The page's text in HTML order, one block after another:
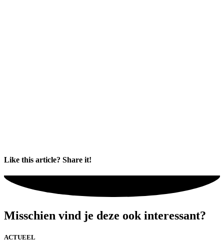
Like this article? Share it!
Misschien vind je deze ook interessant?
ACTUEEL